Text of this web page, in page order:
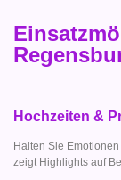
Hochzeiten &
Halten Sie
zeigt Highlights auf